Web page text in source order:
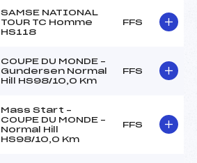
SAMSE NATIONAL
TOUR TC Homme
HS118
FFS
COUPE DU MONDE –
Gundersen Normal
Hill HS98/10,0 Km
FFS
Mass Start –
COUPE DU MONDE –
Normal Hill
HS98/10,0 Km
FFS